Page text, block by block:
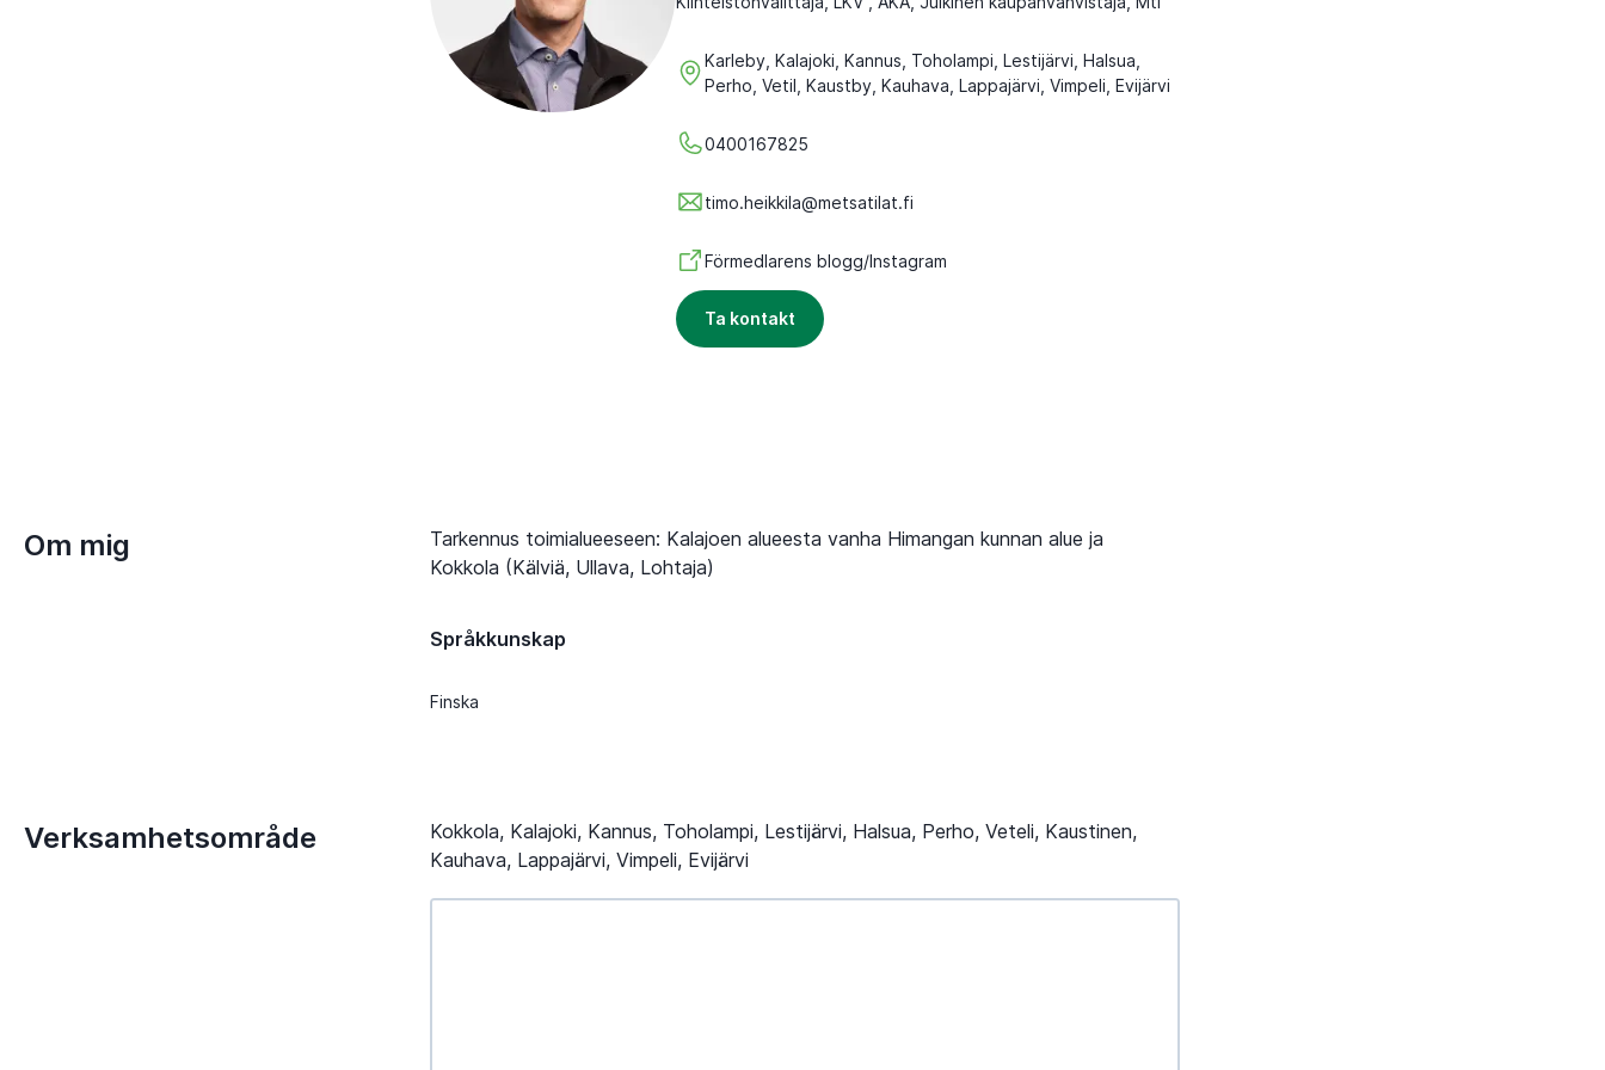
Karleby, Kalajoki, Kannus, Toholampi, Lestijärvi, Halsua,
Perho, Vetil, Kaustby, Kauhava, Lappajärvi, Vimpeli, Evijärvi
0400167825
timo.heikkila@metsatilat.fi
Förmedlarens blogg/Instagram
Ta kontakt
Om mig
Tarkennus toimialueeseen: Kalajoen alueesta vanha Himangan kunnan alue ja
Kokkola (Kälviä, Ullava, Lohtaja)
Språkkunskap
Finska
Verksamhetsområde
Kokkola, Kalajoki, Kannus, Toholampi, Lestijärvi, Halsua, Perho, Veteli, Kaustinen,
Kauhava, Lappajärvi, Vimpeli, Evijärvi